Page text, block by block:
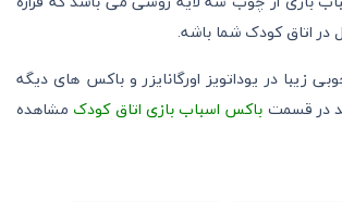
در اتاق کودک شما باشه.
زیبا در یوداتویز اورگانایزر و باکس های دیگه
در قسمت باکس اسباب بازی اتاق کودک مشاهده